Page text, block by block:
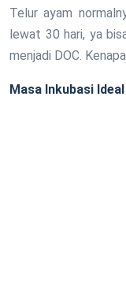
Telur ayam
lewat 30 hari, ya
menjadi DOC.
Masa Inkubasi